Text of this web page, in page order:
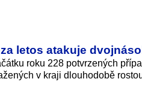
letos atakuje
roku 228 potvrzených
v kraji dlouhodobě